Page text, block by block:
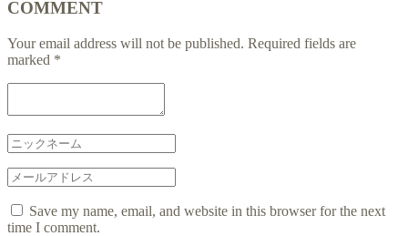
COMMENT
Your email address will not be published. Required fields are
marked *
Save my name, email, and website in this browser for the next
time I comment.